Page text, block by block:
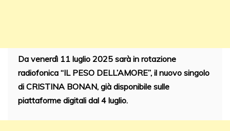
Da venerdì 11 luglio 2025 sarà in rotazione
radiofonica “IL PESO DELL’AMORE”, il nuovo singolo
di CRISTINA BONAN, già disponibile sulle
piattaforme digitali dal 4 luglio.